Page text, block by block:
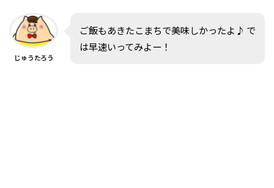
じゅうたろう
ご飯もあきたこまちで美味しかったよ♪ で
は早速いってみよー！